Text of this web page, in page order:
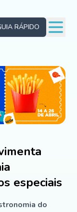
RÁPIDO
especiais
do